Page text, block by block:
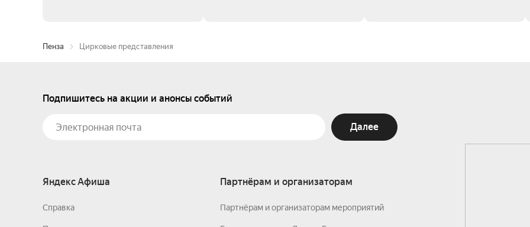
Пенза Цирковые представления
Подпишитесь на акции и анонсы событий
Далее
Яндекс Афиша
Справка
Партнёрам и организаторам
Партнёрам и организаторам мероприятий